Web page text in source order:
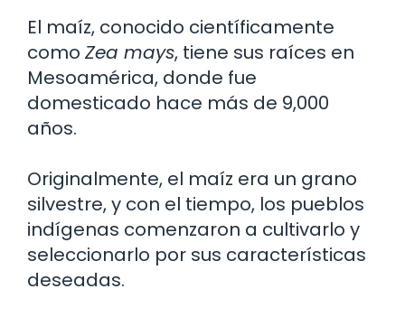
El maíz, conocido científicamente
como Zea mays, tiene sus raíces en
Mesoamérica, donde fue
domesticado hace más de 9,000
años.
Originalmente, el maíz era un grano
silvestre, y con el tiempo, los pueblos
indígenas comenzaron a cultivarlo y
seleccionarlo por sus características
deseadas.